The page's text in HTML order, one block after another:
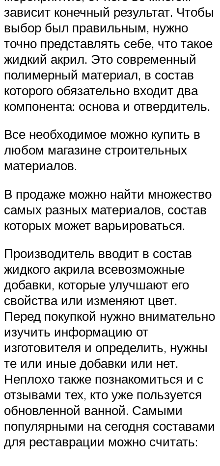
зависит конечный результат. Чтобы
выбор был правильным, нужно
точно представлять себе, что такое
жидкий акрил. Это современный
полимерный материал, в состав
которого обязательно входит два
компонента: основа и отвердитель.
Все необходимое можно купить в
любом магазине строительных
материалов.
В продаже можно найти множество
самых разных материалов, состав
которых может варьироваться.
Производитель вводит в состав
жидкого акрила всевозможные
добавки, которые улучшают его
свойства или изменяют цвет.
Перед покупкой нужно внимательно
изучить информацию от
изготовителя и определить, нужны
те или иные добавки или нет.
Неплохо также познакомиться и с
отзывами тех, кто уже пользуется
обновленной ванной. Самыми
популярными на сегодня составами
для реставрации можно считать: